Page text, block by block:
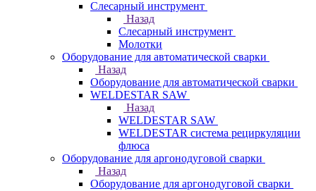
Слесарный инструмент
Назад
Слесарный инструмент
Молотки
Оборудование для автоматической сварки
Назад
Оборудование для автоматической сварки
WELDESTAR SAW
Назад
WELDESTAR SAW
WELDESTAR система рециркуляции
флюса
Оборудование для аргонодуговой сварки
Назад
Оборудование для аргонодуговой сварки